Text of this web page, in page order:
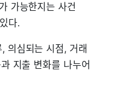
가능한지는 사건
다.
의심되는 시점, 거래
지출 변화를 나누어